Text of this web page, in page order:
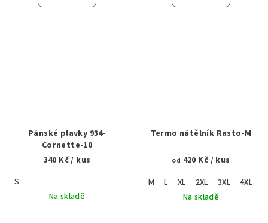
Pánské plavky 934-
Cornette-10
340 Kč/ kus
S
Na skladě
Termo nátělník Rasto-M
od 420 Kč / kus
M
L XL 2XL 3XL
4XL
Na skladě